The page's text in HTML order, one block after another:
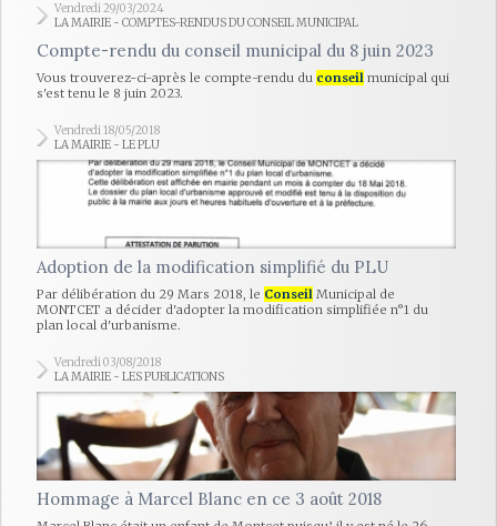
Vendredi 29/03/2024
LA MAIRIE - COMPTES-RENDUS DU CONSEIL MUNICIPAL
Compte-rendu du conseil municipal du 8 juin 2023
Vous trouverez-ci-après le compte-rendu du conseil municipal qui
s'est tenu le 8 juin 2023.
Vendredi 18/05/2018
LA MAIRIE - LE PLU
Adoption de la modification simplifié du PLU
Par délibération du 29 Mars 2018, le Conseil Municipal de
MONTCET a décider d'adopter la modification simplifiée n°1 du
plan local d'urbanisme.
Vendredi 03/08/2018
LA MAIRIE - LES PUBLICATIONS
Hommage à Marcel Blanc en ce 3 août 2018